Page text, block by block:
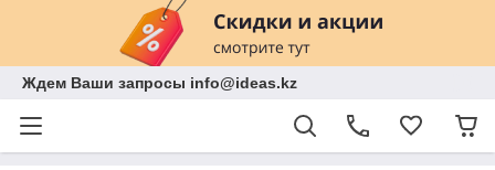
Ждем Ваши запросы info@ideas.kz